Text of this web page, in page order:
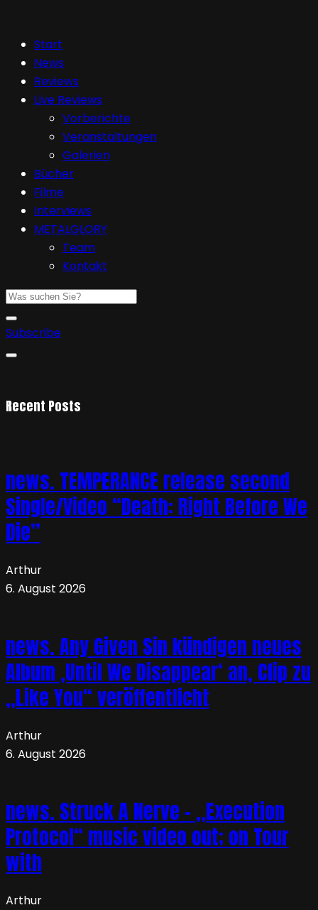
Start
News
Reviews
Live Reviews
Vorberichte
Veranstaltungen
Galerien
Bücher
Filme
Interviews
METALGLORY
Team
Kontakt
Subscribe
Recent Posts
news. TEMPERANCE release second
Single/Video “Death: Right Before We
Die”
Arthur
6. August 2026
news. Any Given Sin kündigen neues
Album ‚Until We Disappear‘ an, Clip zu
„Like You“ veröffentlicht
Arthur
6. August 2026
news. Struck A Nerve – „Execution
Protocol“ music video out; on Tour
with
Arthur